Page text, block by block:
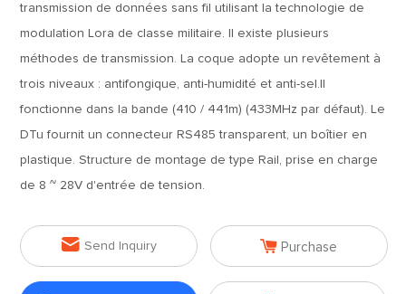
transmission de données sans fil utilisant la technologie de
modulation Lora de classe militaire. Il existe plusieurs
méthodes de transmission. La coque adopte un revêtement à
trois niveaux : antifongique, anti-humidité et anti-sel.Il
fonctionne dans la bande (410 / 441m) (433MHz par défaut). Le
DTu fournit un connecteur RS485 transparent, un boîtier en
plastique. Structure de montage de type Rail, prise en charge
de 8 ~ 28V d'entrée de tension.
 Send Inquiry  Purchase